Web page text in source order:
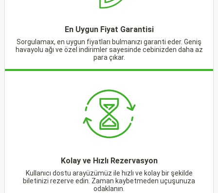
En Uygun Fiyat Garantisi
Sorgulamax, en uygun fiyatları bulmanızı garanti eder. Geniş
havayolu ağı ve özel indirimler sayesinde cebinizden daha az
para çıkar.
Kolay ve Hızlı Rezervasyon
Kullanıcı dostu arayüzümüz ile hızlı ve kolay bir şekilde
biletinizi rezerve edin. Zaman kaybetmeden uçuşunuza
odaklanın.